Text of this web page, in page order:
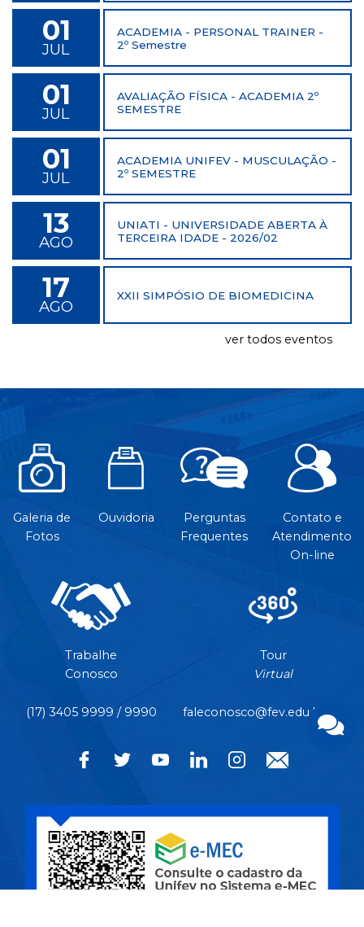
01
JUL
ACADEMIA - PERSONAL TRAINER -
2º Semestre
01
JUL
AVALIAÇÃO FÍSICA - ACADEMIA 2º
SEMESTRE
01
JUL
ACADEMIA UNIFEV - MUSCULAÇÃO -
2º SEMESTRE
13
AGO
UNIATI - UNIVERSIDADE ABERTA À
TERCEIRA IDADE - 2026/02
17
AGO
XXII SIMPÓSIO DE BIOMEDICINA
ver todos eventos
Galeria de
Fotos
Ouvidoria
Perguntas
Frequentes
Contato e
Atendimento
On-line
Trabalhe
Conosco
Tour
Virtual
(17) 3405 9999 / 9990 faleconosco@fev.edu.br